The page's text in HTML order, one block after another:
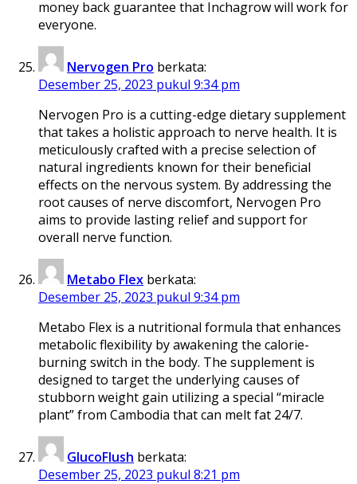
money back guarantee that Inchagrow will work for
everyone.
Nervogen Pro berkata:
Desember 25, 2023 pukul 9:34 pm
Nervogen Pro is a cutting-edge dietary supplement
that takes a holistic approach to nerve health. It is
meticulously crafted with a precise selection of
natural ingredients known for their beneficial
effects on the nervous system. By addressing the
root causes of nerve discomfort, Nervogen Pro
aims to provide lasting relief and support for
overall nerve function.
Metabo Flex berkata:
Desember 25, 2023 pukul 9:34 pm
Metabo Flex is a nutritional formula that enhances
metabolic flexibility by awakening the calorie-
burning switch in the body. The supplement is
designed to target the underlying causes of
stubborn weight gain utilizing a special “miracle
plant” from Cambodia that can melt fat 24/7.
GlucoFlush berkata:
Desember 25, 2023 pukul 8:21 pm